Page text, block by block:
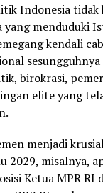
Indonesia tidak
menduduki
kendali
birokrasi,
elite yang
menjadi
2029, misalnya,
Ketua MPR RI